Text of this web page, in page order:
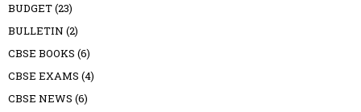
BUDGET(23)
BULLETIN (2)
CBSE BOOKS (6)
CBSE EXAMS (4)
CBSE NEWS (6)